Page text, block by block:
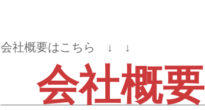
会社概要はこちら ↓ ↓
会社概要